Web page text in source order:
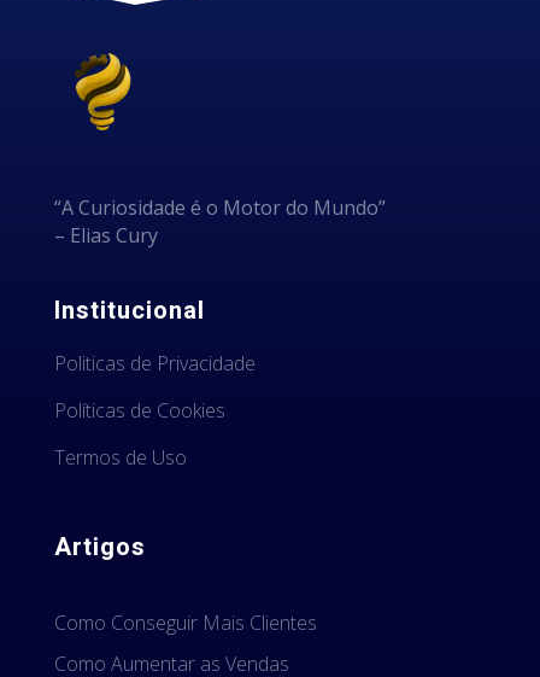
“A Curiosidade é o Motor do Mundo”
– Elias Cury
Institucional
Politicas de Privacidade
Políticas de Cookies
Termos de Uso
Artigos
Como Conseguir Mais Clientes
Como Aumentar as Vendas